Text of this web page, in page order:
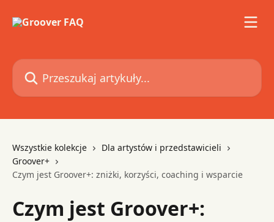
Przeszukaj artykuły...
Wszystkie kolekcje
Dla artystów i przedstawicieli
Groover+
Czym jest Groover+: zniżki, korzyści, coaching i wsparcie
Czym jest Groover+: